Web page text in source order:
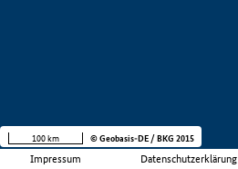
Impressum Datenschutzerklärung
100 km © Geobasis-DE / BKG 2015